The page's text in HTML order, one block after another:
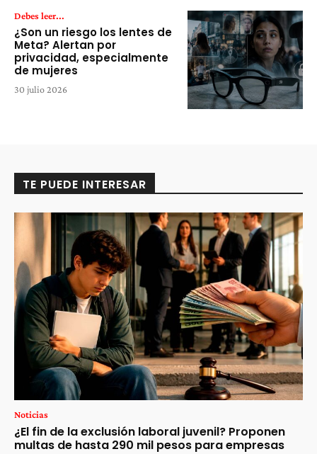
Debes leer...
¿Son un riesgo los lentes de
Meta? Alertan por
privacidad, especialmente
de mujeres
30 julio 2026
TE PUEDE INTERESAR
Noticias
¿El fin de la exclusión laboral juvenil? Proponen
multas de hasta 290 mil pesos para empresas